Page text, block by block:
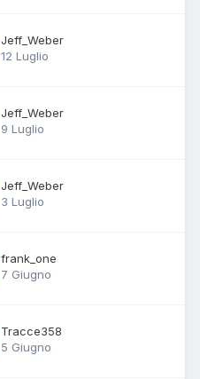
Jeff_Weber
12 Luglio
Jeff_Weber
9 Luglio
Jeff_Weber
3 Luglio
frank_one
7 Giugno
Tracce358
5 Giugno